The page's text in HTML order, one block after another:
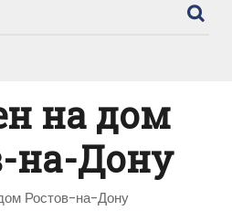
на дом
на-Дону
Ростов-на-Дону